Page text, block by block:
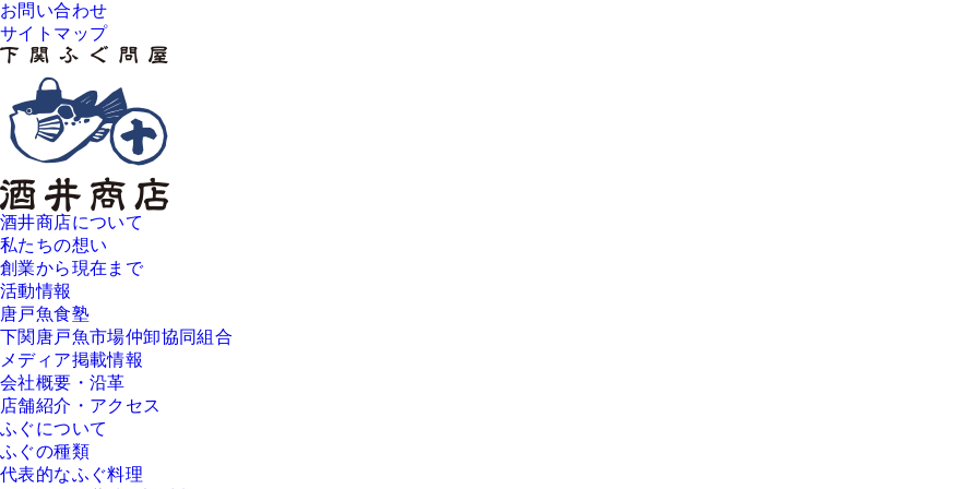
お問い合わせ
サイトマップ
酒井商店について
私たちの想い
創業から現在まで
活動情報
唐戸魚食塾
下関唐戸魚市場仲卸協同組合
メディア掲載情報
会社概要・沿革
店舗紹介・アクセス
ふぐについて
ふぐの種類
代表的なふぐ料理